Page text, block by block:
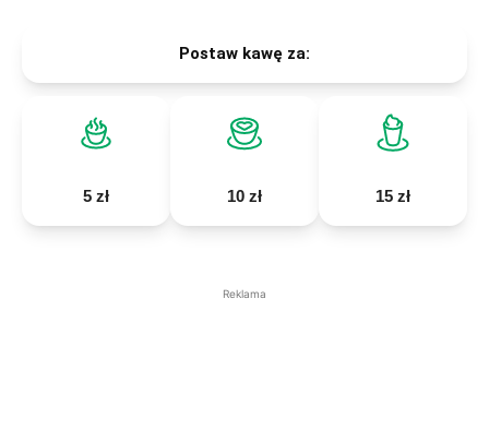
Postaw kawę za:
5 zł 10 zł 15 zł
Reklama